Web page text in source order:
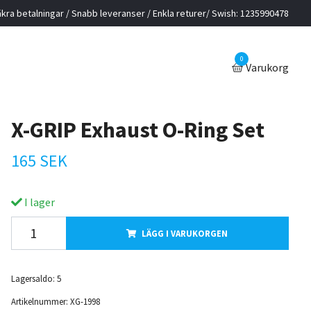
betalningar / Snabb leveranser / Enkla returer/ Swish: 1235990478
0
Varukorg
X-GRIP Exhaust O-Ring Set
165 SEK
I lager
LÄGG I VARUKORGEN
Lagersaldo: 5
Artikelnummer: XG-1998